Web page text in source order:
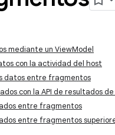
mediante un ViewModel
con la actividad del host
datos entre fragmentos
con la API de resultados
entre fragmentos
entre fragmentos